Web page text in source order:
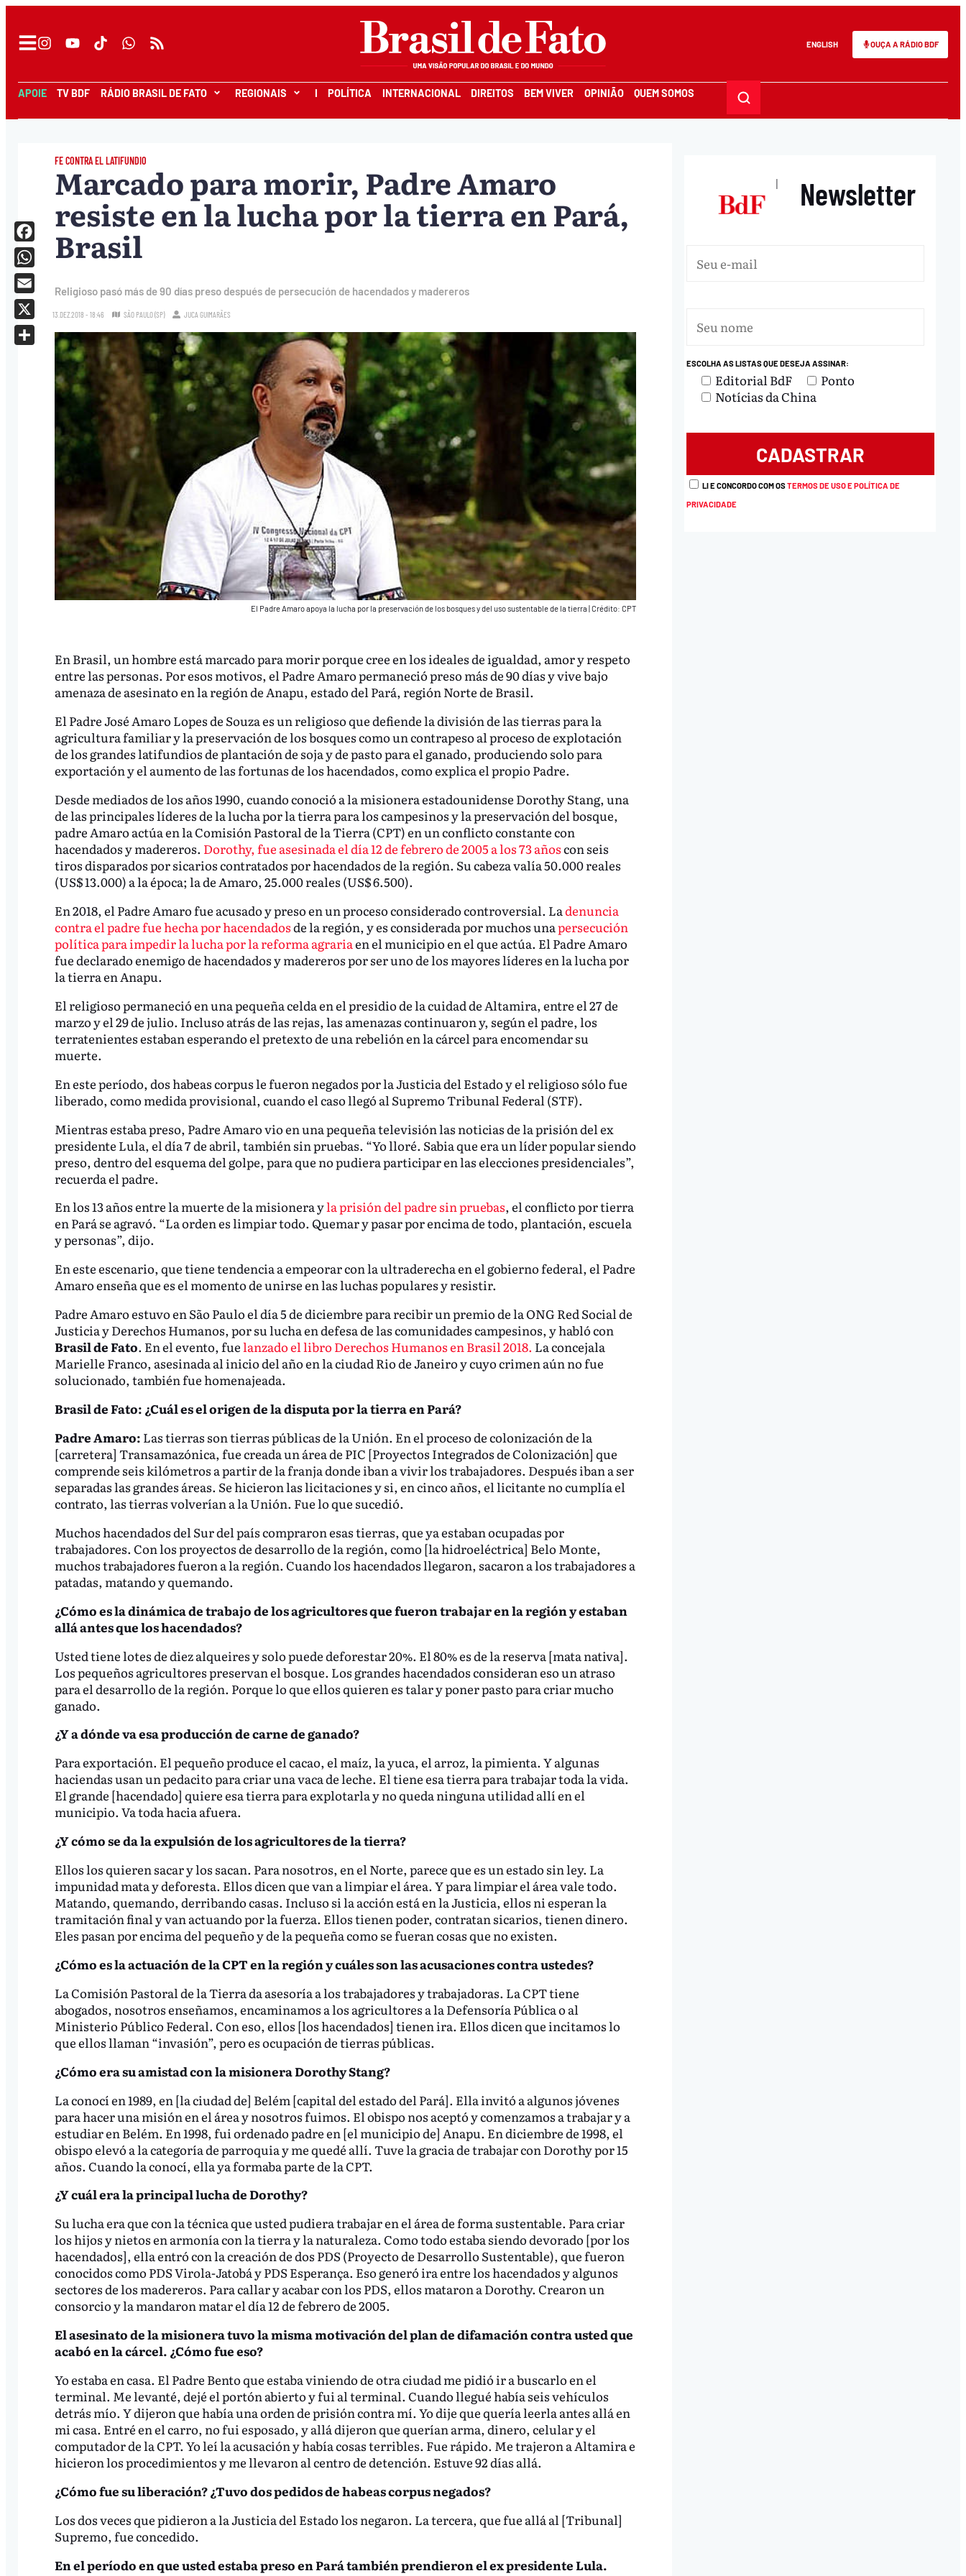
ENGLISH OUÇA A RÁDIO BDF
APOIE TV BDF RÁDIO BRASIL DE FATO REGIONAIS I POLÍTICA INTERNACIONAL DIREITOS BEM VIVER OPINIÃO QUEM SOMOS
FE CONTRA EL LATIFUNDIO
Marcado para morir, Padre Amaro
resiste en la lucha por la tierra en Pará,
Brasil
Religioso pasó más de 90 días preso después de persecución de hacendados y madereros
13.DEZ.2018 - 18:46 SÃO PAULO (SP) JUCA GUIMARÃES
El Padre Amaro apoya la lucha por la preservación de los bosques y del uso sustentable de la tierra |Crédito: CPT
En Brasil, un hombre está marcado para morir porque cree en los ideales de igualdad, amor y respeto
entre las personas. Por esos motivos, el Padre Amaro permaneció preso más de 90 días y vive bajo
amenaza de asesinato en la región de Anapu, estado del Pará, región Norte de Brasil.
El Padre José Amaro Lopes de Souza es un religioso que defiende la división de las tierras para la
agricultura familiar y la preservación de los bosques como un contrapeso al proceso de explotación
de los grandes latifundios de plantación de soja y de pasto para el ganado, produciendo solo para
exportación y el aumento de las fortunas de los hacendados, como explica el propio Padre.
Desde mediados de los años 1990, cuando conoció a la misionera estadounidense Dorothy Stang, una
de las principales líderes de la lucha por la tierra para los campesinos y la preservación del bosque,
padre Amaro actúa en la Comisión Pastoral de la Tierra (CPT) en un conflicto constante con
hacendados y madereros. Dorothy, fue asesinada el día 12 de febrero de 2005 a los 73 añoscon seis
tiros disparados por sicarios contratados por hacendados de la región. Su cabeza valía 50.000 reales
(US$ 13.000) a la época; la de Amaro, 25.000 reales (US$ 6.500).
En 2018, el Padre Amaro fue acusado y preso en un proceso considerado controversial. Ladenuncia
contra el padre fue hecha por hacendadosde la región, y es considerada por muchos unapersecución
política para impedir la lucha por la reforma agrariaen el municipio en el que actúa. El Padre Amaro
fue declarado enemigo de hacendados y madereros por ser uno de los mayores líderes en la lucha por
la tierra en Anapu.
El religioso permaneció en una pequeña celda en el presidio de la cuidad de Altamira, entre el 27 de
marzo y el 29 de julio. Incluso atrás de las rejas, las amenazas continuaron y, según el padre, los
terratenientes estaban esperando el pretexto de una rebelión en la cárcel para encomendar su
muerte.
En este período, dos habeas corpus le fueron negados por la Justicia del Estado y el religioso sólo fue
liberado, como medida provisional, cuando el caso llegó al Supremo Tribunal Federal (STF).
Mientras estaba preso, Padre Amaro vio en una pequeña televisión las noticias de la prisión del ex
presidente Lula, el día 7 de abril, también sin pruebas. “Yo lloré. Sabia que era un líder popular siendo
preso, dentro del esquema del golpe, para que no pudiera participar en las elecciones presidenciales”,
recuerda el padre.
En los 13 años entre la muerte de la misionera yla prisión del padre sin pruebas, el conflicto por tierra
en Pará se agravó. “La orden es limpiar todo. Quemar y pasar por encima de todo, plantación, escuela
y personas”, dijo.
En este escenario, que tiene tendencia a empeorar con la ultraderecha en el gobierno federal, el Padre
Amaro enseña que es el momento de unirse en las luchas populares y resistir.
Padre Amaro estuvo en São Paulo el día 5 de diciembre para recibir un premio de la ONG Red Social de
Justicia y Derechos Humanos, por su lucha en defesa de las comunidades campesinos, y habló con
Brasil de Fato. En el evento, fuelanzado el libro Derechos Humanos en Brasil 2018. La concejala
Marielle Franco, asesinada al inicio del año en la ciudad Rio de Janeiro y cuyo crimen aún no fue
solucionado, también fue homenajeada.
Brasil de Fato: ¿Cuál es el origen de la disputa por la tierra en Pará?
Padre Amaro: Las tierras son tierras públicas de la Unión. En el proceso de colonización de la
[carretera] Transamazónica, fue creada un área de PIC [Proyectos Integrados de Colonización] que
comprende seis kilómetros a partir de la franja donde iban a vivir los trabajadores. Después iban a ser
separadas las grandes áreas. Se hicieron las licitaciones y si, en cinco años, el licitante no cumplía el
contrato, las tierras volverían a la Unión. Fue lo que sucedió.
Muchos hacendados del Sur del país compraron esas tierras, que ya estaban ocupadas por
trabajadores. Con los proyectos de desarrollo de la región, como [la hidroeléctrica] Belo Monte,
muchos trabajadores fueron a la región. Cuando los hacendados llegaron, sacaron a los trabajadores a
patadas, matando y quemando.
¿Cómo es la dinámica de trabajo de los agricultores que fueron trabajar en la región y estaban
allá antes que los hacendados?
Usted tiene lotes de diez alqueires y solo puede deforestar 20%. El 80% es de la reserva [mata nativa].
Los pequeños agricultores preservan el bosque. Los grandes hacendados consideran eso un atraso
para el desarrollo de la región. Porque lo que ellos quieren es talar y poner pasto para criar mucho
ganado.
¿Y a dónde va esa producción de carne de ganado?
Para exportación. El pequeño produce el cacao, el maíz, la yuca, el arroz, la pimienta. Y algunas
haciendas usan un pedacito para criar una vaca de leche. El tiene esa tierra para trabajar toda la vida.
El grande [hacendado] quiere esa tierra para explotarla y no queda ninguna utilidad allí en el
municipio. Va toda hacia afuera.
¿Y cómo se da la expulsión de los agricultores de la tierra?
Ellos los quieren sacar y los sacan. Para nosotros, en el Norte, parece que es un estado sin ley. La
impunidad mata y deforesta. Ellos dicen que van a limpiar el área. Y para limpiar el área vale todo.
Matando, quemando, derribando casas. Incluso si la acción está en la Justicia, ellos ni esperan la
tramitación final y van actuando por la fuerza. Ellos tienen poder, contratan sicarios, tienen dinero.
Eles pasan por encima del pequeño y de la pequeña como se fueran cosas que no existen.
¿Cómo es la actuación de la CPT en la región y cuáles son las acusaciones contra ustedes?
La Comisión Pastoral de la Tierra da asesoría a los trabajadores y trabajadoras. La CPT tiene
abogados, nosotros enseñamos, encaminamos a los agricultores a la Defensoría Pública o al
Ministerio Público Federal. Con eso, ellos [los hacendados] tienen ira. Ellos dicen que incitamos lo
que ellos llaman “invasión”, pero es ocupación de tierras públicas.
¿Cómo era su amistad con la misionera Dorothy Stang?
La conocí en 1989, en [la ciudad de] Belém [capital del estado del Pará]. Ella invitó a algunos jóvenes
para hacer una misión en el área y nosotros fuimos. El obispo nos aceptó y comenzamos a trabajar y a
estudiar en Belém. En 1998, fui ordenado padre en [el municipio de] Anapu. En diciembre de 1998, el
obispo elevó a la categoría de parroquia y me quedé allí. Tuve la gracia de trabajar con Dorothy por 15
años. Cuando la conocí, ella ya formaba parte de la CPT.
¿Y cuál era la principal lucha de Dorothy?
Su lucha era que con la técnica que usted pudiera trabajar en el área de forma sustentable. Para criar
los hijos y nietos en armonía con la tierra y la naturaleza. Como todo estaba siendo devorado [por los
hacendados], ella entró con la creación de dos PDS (Proyecto de Desarrollo Sustentable), que fueron
conocidos como PDS Virola-Jatobá y PDS Esperança. Eso generó ira entre los hacendados y algunos
sectores de los madereros. Para callar y acabar con los PDS, ellos mataron a Dorothy. Crearon un
consorcio y la mandaron matar el día 12 de febrero de 2005.
El asesinato de la misionera tuvo la misma motivación del plan de difamación contra usted que
acabó en la cárcel. ¿Cómo fue eso?
Yo estaba en casa. El Padre Bento que estaba viniendo de otra ciudad me pidió ir a buscarlo en el
terminal. Me levanté, dejé el portón abierto y fui al terminal. Cuando llegué había seis vehículos
detrás mío. Y dijeron que había una orden de prisión contra mí. Yo dije que quería leerla antes allá en
mi casa. Entré en el carro, no fui esposado, y allá dijeron que querían arma, dinero, celular y el
computador de la CPT. Yo leí la acusación y había cosas terribles. Fue rápido. Me trajeron a Altamira e
hicieron los procedimientos y me llevaron al centro de detención. Estuve 92 días allá.
¿Cómo fue su liberación? ¿Tuvo dos pedidos de habeas corpus negados?
Los dos veces que pidieron a la Justicia del Estado los negaron. La tercera, que fue allá al [Tribunal]
Supremo, fue concedido.
En el período en que usted estaba preso en Pará también prendieron el ex presidente Lula.
Facebook
WhatsApp
Email
X
| Newsletter
ESCOLHA AS LISTAS QUE DESEJA ASSINAR:
Editorial BdF
Ponto
Notícias da China
LI E CONCORDO COM OSTERMOS DE USO E POLÍTICA DE
PRIVACIDADE